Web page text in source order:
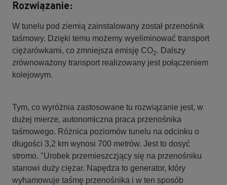
Rozwiązanie:
W tunelu pod ziemią zainstalowany został przenośnik
taśmowy. Dzięki temu możemy wyeliminować transport
ciężarówkami, co zmniejsza emisję CO2. Dalszy
zrównoważony transport realizowany jest połączeniem
kolejowym.
Tym, co wyróżnia zastosowane tu rozwiązanie jest, w
dużej mierze, autonomiczna praca przenośnika
taśmowego. Różnica poziomów tunelu na odcinku o
długości 3,2 km wynosi 700 metrów. Jest to dosyć
stromo. "Urobek przemieszczjący się na przenośniku
stanowi duży ciężar. Napędza to generator, który
wyhamowuje taśmę przenośnika i w ten sposób